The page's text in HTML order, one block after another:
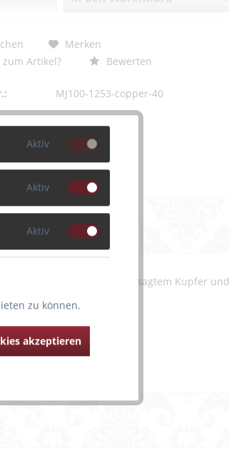
Merken
zum Artikel?
Bewerten
MJ100-1253-copper-40
grafisches Muster in angesagtem Kupfer und
Aktiv
Aktiv
Aktiv
zu können.
akzeptieren